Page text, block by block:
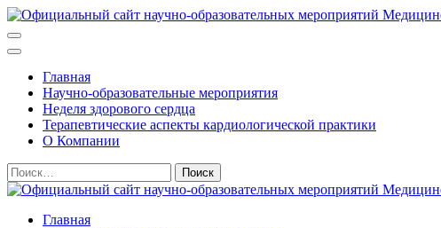
Перейти
к
содержимому
Enter)
Главная
Научно-образовательные мероприятия
Неделя здорового сердца
Терапевтические аспекты кардиологической практики
О Компании
Найти:
Официальный сайт научно-образовательных мероприятий
Главная